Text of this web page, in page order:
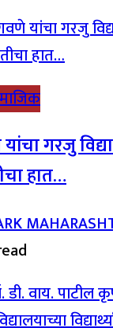
गरजु
हात…